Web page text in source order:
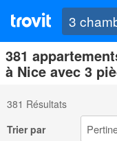
381
à Nice avec 3
381 Résultats
Trier par